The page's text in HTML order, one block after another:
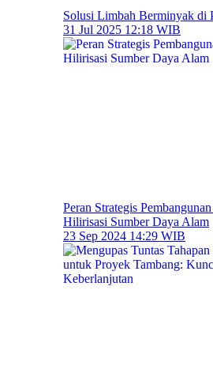
Solusi Limbah Berminyak di
31 Jul 2025 12:18 WIB
Peran Strategis
Hilirisasi Sumber Daya Alam
23 Sep 2024 14:29 WIB